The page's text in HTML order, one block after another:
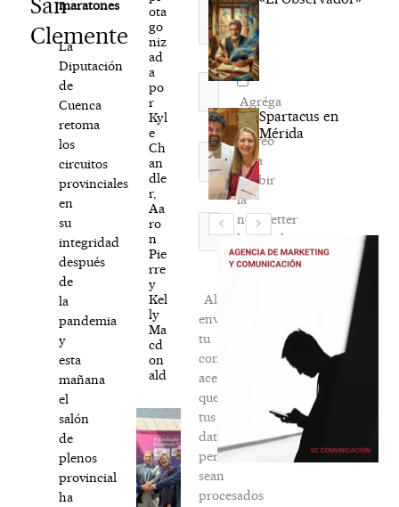
Clemente
maratones
La
Diputación
de
Cuenca
retoma
los
circuitos
provinciales
en
su
integridad
después
de
la
pandemia
y
esta
mañana
el
salón
de
plenos
provincial
ha
ota
go
niz
ad
a
po
r
Kyl
e
Ch
an
dle
r,
Aa
ro
n
Pie
rre
y
Kel
ly
Ma
cd
on
ald
Nombre*
Correo
electrónico*
Web
Agréga
mi
correo
para
recibir
la
newsletter
habitual
Al
enviar
tu
comentario,
aceptas
que
tus
datos
personales
sean
procesados
Spartacus en
Mérida